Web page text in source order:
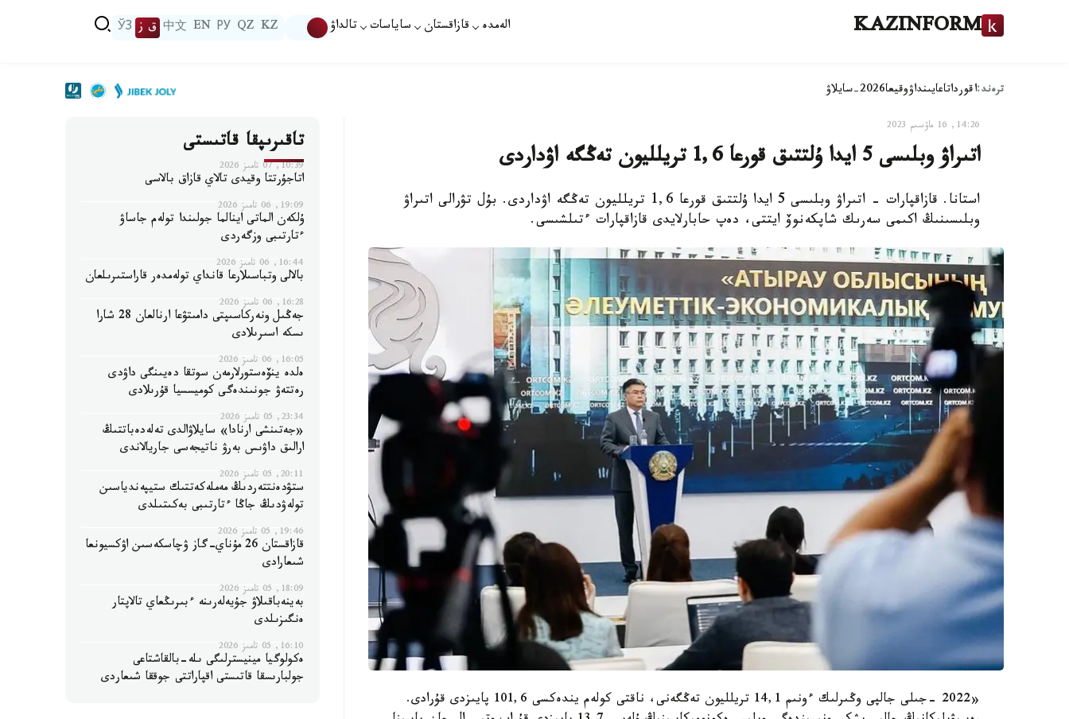
KAZINFORM الەمدە قازاقستان ساياسات تالداۋ KZ
QZ
РУ
EN
中文 ق ز ЎЗ
ترەند:اقورداتاعايىنداۋوقيعا2026-سايلاۋ
14:26, 16 ماۋسىم 2023
اتىراۋ وبلىسى 5 ايدا ۇلتتىق قورعا 1,6 تريلليون تەڭگە اۋداردى
استانا. قازاقپارات - اتىراۋ وبلىسى 5 ايدا ۇلتتىق قورعا 1,6 تريلليون تەڭگە اۋداردى. بۇل تۋرالى اتىراۋ
وبلىسىنىڭ اكىمى سەرىك شاپكەنوۆ ايتتى، دەپ حابارلايدى قازاقپارات ءتىلشىسى.
«2022 -جىلى جالپى وڭىرلىك ءونىم 14,1 تريلليون تەڭگەنى، ناقتى كولەم يندەكسى 101,6 پايىزدى قۇرادى.
تاقىرىپقا قاتىستى
10:39, 07 تامىز 2026
اتاجۇرتتا وقيدى تالاي قازاق بالاسى
19:09, 06 تامىز 2026
ۇلكەن الماتى اينالما جولىندا تولەم جاساۋ
ءتارتىبى وزگەردى
16:44, 06 تامىز 2026
بالالى وتباسىلارعا قانداي تولەمدەر قاراستىرىلعان
16:28, 06 تامىز 2026
جەڭىل ونەركاسىپتى دامىتۋعا ارنالعان 28 شارا
ىسكە اسىرىلادى
16:05, 06 تامىز 2026
ەلدە ينۆەستورلارمەن سوتقا دەيىنگى داۋدى
رەتتەۋ جونىندەگى كوميسسيا قۇرىلادى
23:34, 05 تامىز 2026
«جەتىنشى ارنادا» سايلاۋالدى تەلەدەباتتىڭ
ارالىق داۋىس بەرۋ ناتيجەسى جاريالاندى
20:11, 05 تامىز 2026
ستۋدەنتتەردىڭ مەملەكەتتىك ستيپەندياسىن
تولەۋدىڭ جاڭا ءتارتىبى بەكىتىلدى
19:46, 05 تامىز 2026
قازاقستان 26 مۇناي-گاز ۋچاسكەسىن اۋكسيونعا
شىعارادى
18:09, 05 تامىز 2026
بەينەباقىلاۋ جۇيەلەرىنە ءبىرىڭعاي تالاپتار
ەنگىزىلدى
16:10, 05 تامىز 2026
ەكولوگيا مينيسترلىگى ىلە-بالقاشتاعى
جولبارىسقا قاتىستى اقپاراتتى جوققا شىعاردى